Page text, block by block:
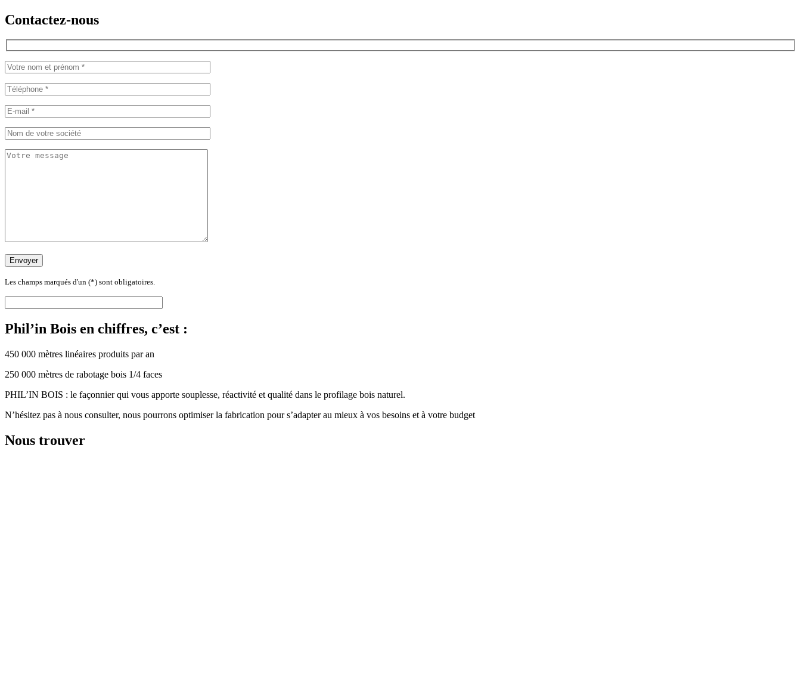
Contactez-nous
Les champs marqués d'un (*) sont obligatoires.
Phil’in Bois en chiffres, c’est :
450 000 mètres linéaires produits par an
250 000 mètres de rabotage bois 1/4 faces
PHIL’IN BOIS : le façonnier qui vous apporte souplesse, réactivité et qualité dans le profilage bois naturel.
N’hésitez pas à nous consulter, nous pourrons optimiser la fabrication pour s’adapter au mieux à vos besoins et à votre budget
Nous trouver